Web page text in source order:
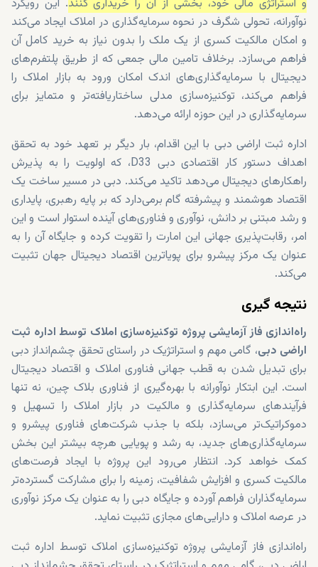
و استراتژی مالی خود، بخشی از آن را خریداری کنند. این رویکرد
نوآورانه، تحولی شگرف در نحوه سرمایه‌گذاری در املاک ایجاد می‌کند
و امکان مالکیت کسری از یک ملک را بدون نیاز به خرید کامل آن
فراهم می‌سازد. برخلاف تامین مالی جمعی که از طریق پلتفرم‌های
دیجیتال با سرمایه‌گذاری‌های اندک امکان ورود به بازار املاک را
فراهم می‌کند، توکنیزه‌سازی مدلی ساختاریافته‌تر و متمایز برای
سرمایه‌گذاری در این حوزه ارائه می‌دهد.
اداره ثبت اراضی دبی با این اقدام، بار دیگر بر تعهد خود به تحقق
اهداف دستور کار اقتصادی دبی D33، که اولویت را به پذیرش
راهکارهای دیجیتال می‌دهد تاکید می‌کند. دبی در مسیر ساخت یک
اقتصاد هوشمند و پیشرفته گام برمی‌دارد که بر پایه رهبری، پایداری
و رشد مبتنی بر دانش، نوآوری و فناوری‌های آینده استوار است و این
امر، رقابت‌پذیری جهانی این امارت را تقویت کرده و جایگاه آن را به
عنوان یک مرکز پیشرو برای پویاترین اقتصاد دیجیتال جهان تثبیت
می‌کند.
نتیجه‌ گیری
راه‌اندازی فاز آزمایشی پروژه توکنیزه‌سازی املاک توسط اداره ثبت
اراضی دبی، گامی مهم و استراتژیک در راستای تحقق چشم‌انداز دبی
برای تبدیل شدن به قطب جهانی فناوری املاک و اقتصاد دیجیتال
است. این ابتکار نوآورانه با بهره‌گیری از فناوری بلاک چین، نه تنها
فرآیندهای سرمایه‌گذاری و مالکیت در بازار املاک را تسهیل و
دموکراتیک‌تر می‌سازد، بلکه با جذب شرکت‌های فناوری پیشرو و
سرمایه‌گذاری‌های جدید، به رشد و پویایی هرچه بیشتر این بخش
کمک خواهد کرد. انتظار می‌رود این پروژه با ایجاد فرصت‌های
مالکیت کسری و افزایش شفافیت، زمینه را برای مشارکت گسترده‌تر
سرمایه‌گذاران فراهم آورده و جایگاه دبی را به عنوان یک مرکز نوآوری
در عرصه املاک و دارایی‌های مجازی تثبیت نماید.
راه‌اندازی فاز آزمایشی پروژه توکنیزه‌سازی املاک توسط اداره ثبت